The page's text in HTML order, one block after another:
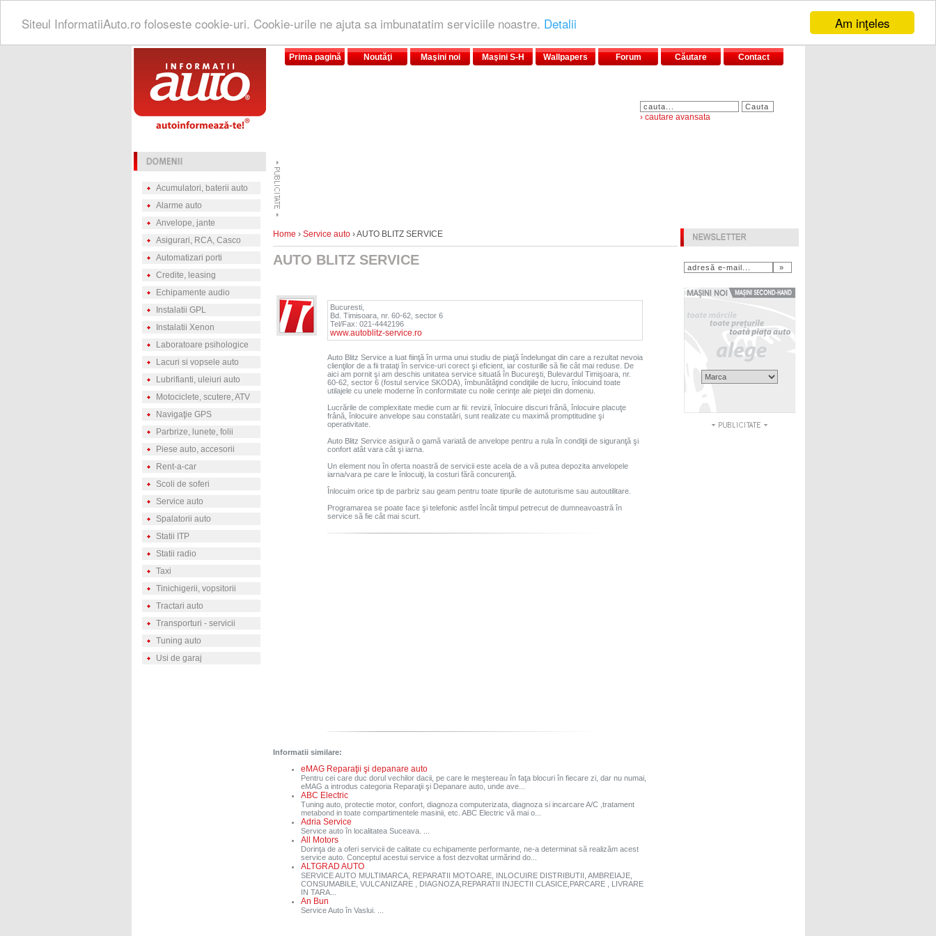
Am inţeles
Siteul InformatiiAuto.ro foloseste cookie-uri. Cookie-urile ne ajuta sa imbunatatim serviciile noastre. Detalii
Prima pagină Noutăţi Maşini noi Maşini S-H Wallpapers Forum Căutare Contact
› cautare avansata
Acumulatori, baterii auto
Alarme auto
Anvelope, jante
Asigurari, RCA, Casco
Automatizari porti
Credite, leasing
Echipamente audio
Instalatii GPL
Instalatii Xenon
Laboratoare psihologice
Lacuri si vopsele auto
Lubrifianti, uleiuri auto
Motociclete, scutere, ATV
Navigaţie GPS
Parbrize, lunete, folii
Piese auto, accesorii
Rent-a-car
Scoli de soferi
Service auto
Spalatorii auto
Statii ITP
Statii radio
Taxi
Tinichigerii, vopsitorii
Tractari auto
Transporturi - servicii
Tuning auto
Usi de garaj
Home › Service auto› AUTO BLITZ SERVICE
AUTO BLITZ SERVICE
Bucuresti,
Bd. Timisoara, nr. 60-62, sector 6
Tel/Fax: 021-4442196
www.autoblitz-service.ro
Auto Blitz Service a luat fiinţă în urma unui studiu de piaţă îndelungat din care a rezultat nevoia
clienţilor de a fii trataţi în service-uri corect şi eficient, iar costurille să fie cât mai reduse. De
aici am pornit şi am deschis unitatea service situată în Bucureşti, Bulevardul Timişoara, nr.
60-62, sector 6 (fostul service SKODA), îmbunătăţind condiţiile de lucru, înlocuind toate
utilajele cu unele moderne în conformitate cu noile cerinţe ale pieţei din domeniu.
Lucrările de complexitate medie cum ar fii: revizii, înlocuire discuri frână, înlocuire placuţe
frână, înlocuire anvelope sau constatări, sunt realizate cu maximă promptitudine şi
operativitate.
Auto Blitz Service asigură o gamă variată de anvelope pentru a rula în condiţii de siguranţă şi
confort atât vara cât şi iarna.
Un element nou în oferta noastră de servicii este acela de a vă putea depozita anvelopele
iarna/vara pe care le înlocuiţi, la costuri fără concurenţă.
Înlocuim orice tip de parbriz sau geam pentru toate tipurile de autoturisme sau autoutilitare.
Programarea se poate face şi telefonic astfel încât timpul petrecut de dumneavoastră în
service să fie cât mai scurt.
Informatii similare:
eMAG Reparaţii şi depanare auto
Pentru cei care duc dorul vechilor dacii, pe care le meştereau în faţa blocuri în fiecare zi, dar nu numai,
eMAG a introdus categoria Reparaţii şi Depanare auto, unde ave...
ABC Electric
Tuning auto, protectie motor, confort, diagnoza computerizata, diagnoza si incarcare A/C ,tratament
metabond in toate compartimentele masinii, etc. ABC Electric vă mai o...
Adria Service
Service auto în localitatea Suceava. ...
All Motors
Dorinţa de a oferi servicii de calitate cu echipamente performante, ne-a determinat să realizăm acest
service auto. Conceptul acestui service a fost dezvoltat urmărind do...
ALTGRAD AUTO
SERVICE AUTO MULTIMARCA, REPARATII MOTOARE, INLOCUIRE DISTRIBUTII, AMBREIAJE,
CONSUMABILE, VULCANIZARE , DIAGNOZA,REPARATII INJECTII CLASICE,PARCARE , LIVRARE
IN TARA...
An Bun
Service Auto în Vaslui. ...